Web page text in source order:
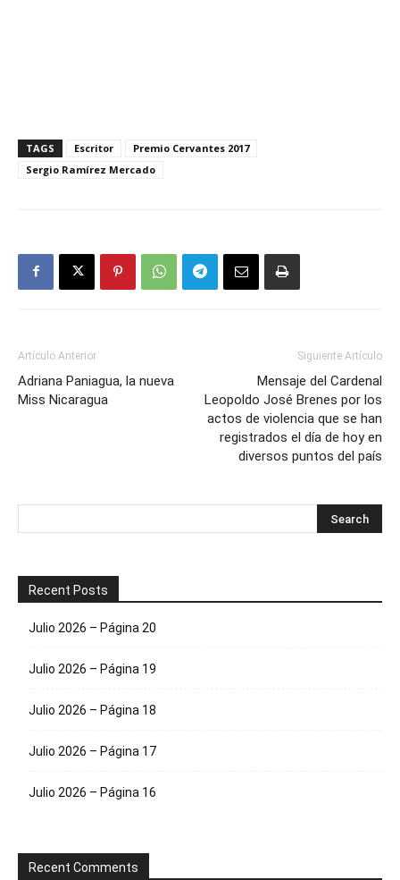
TAGS Escritor
Premio Cervantes 2017
Sergio Ramírez Mercado
Artículo Anterior
Adriana Paniagua, la nueva
Miss Nicaragua
Siguiente Artículo
Mensaje del Cardenal
Leopoldo José Brenes por los
actos de violencia que se han
registrados el día de hoy en
diversos puntos del país
Recent Posts
Julio 2026 – Página 20
Julio 2026 – Página 19
Julio 2026 – Página 18
Julio 2026 – Página 17
Julio 2026 – Página 16
Recent Comments